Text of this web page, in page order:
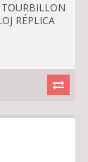
TOURBILLON
RÉPLICA